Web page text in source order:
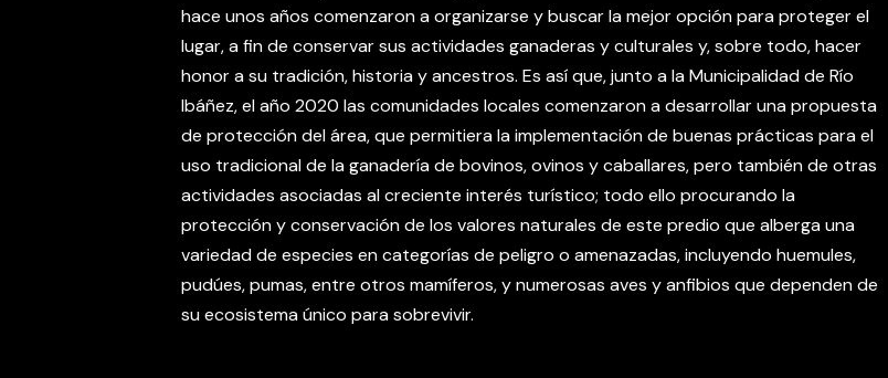
hace unos años comenzaron a organizarse y buscar la mejor opción para proteger el
lugar, a fin de conservar sus actividades ganaderas y culturales y, sobre todo, hacer
honor a su tradición, historia y ancestros. Es así que, junto a la Municipalidad de Río
Ibáñez, el año 2020 las comunidades locales comenzaron a desarrollar una propuesta
de protección del área, que permitiera la implementación de buenas prácticas para el
uso tradicional de la ganadería de bovinos, ovinos y caballares, pero también de otras
actividades asociadas al creciente interés turístico; todo ello procurando la
protección y conservación de los valores naturales de este predio que alberga una
variedad de especies en categorías de peligro o amenazadas, incluyendo huemules,
pudúes, pumas, entre otros mamíferos, y numerosas aves y anfibios que dependen de
su ecosistema único para sobrevivir.